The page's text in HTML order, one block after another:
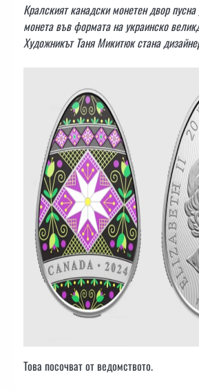
Кралският канадски монетен двор
монета във формата на украинско
Художникът Таня Микитюк стана
Това посочват от ведомството.